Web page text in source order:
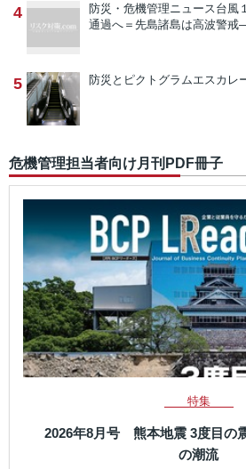
4 防災・危機管理ニュース台風
通過へ＝先島諸島は高波警戒
5 防災とピクトグラムエスカレ
危機管理担当者向け月刊PDF冊子
特集
2026年8月号 熊本地震 3度目の
の潮流